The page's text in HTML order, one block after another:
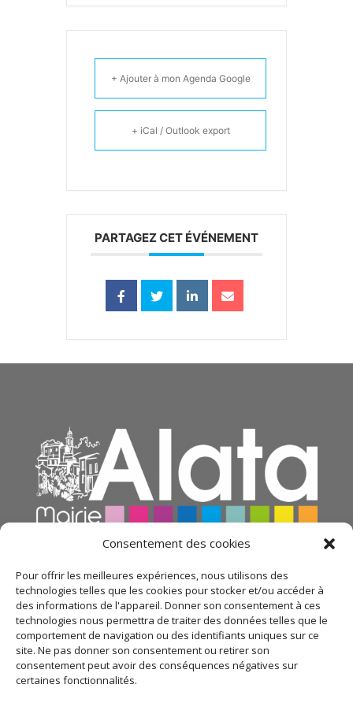
Consentement des cookies
Pour offrir les meilleures expériences, nous utilisons des
technologies telles que les cookies pour stocker et/ou accéder à
des informations de l'appareil. Donner son consentement à ces
technologies nous permettra de traiter des données telles que le
comportement de navigation ou des identifiants uniques sur ce
site. Ne pas donner son consentement ou retirer son
consentement peut avoir des conséquences négatives sur
certaines fonctionnalités.
+ Ajouter à mon Agenda Google
+ iCal / Outlook export
PARTAGEZ CET ÉVÉNEMENT